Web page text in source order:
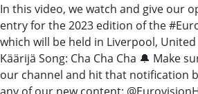
In this video, we watch and give our
entry for the 2023 edition of the
which will be held in Liverpool,
Käärijä Song: Cha Cha Cha 🔔 Make
our channel and hit that notification